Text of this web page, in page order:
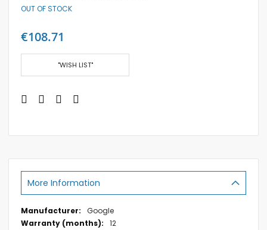
OUT OF STOCK
€108.71
"WISH LIST"
More Information
More
Information
Google
12